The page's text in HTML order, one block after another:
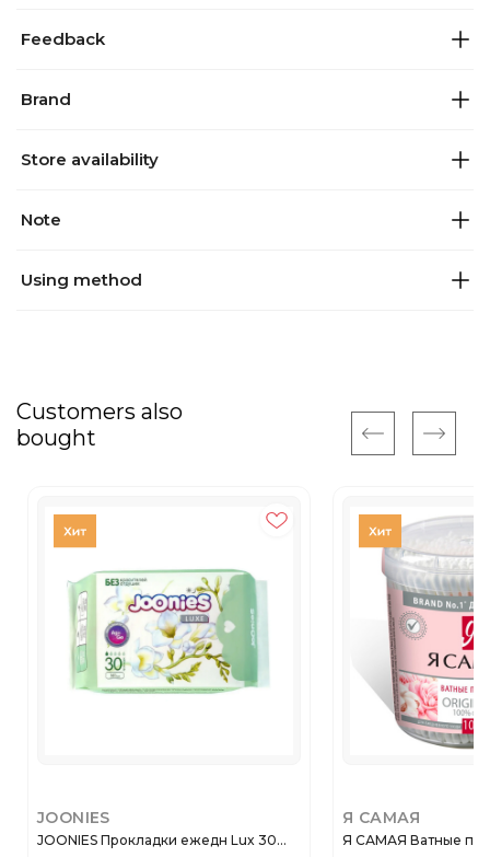
Feedback
Brand
Store availability
Note
Using method
Customers also
bought
JOONIES
JOONIES Прокладки ежедн Lux 30...
Я САМАЯ
Я САМАЯ Ватные